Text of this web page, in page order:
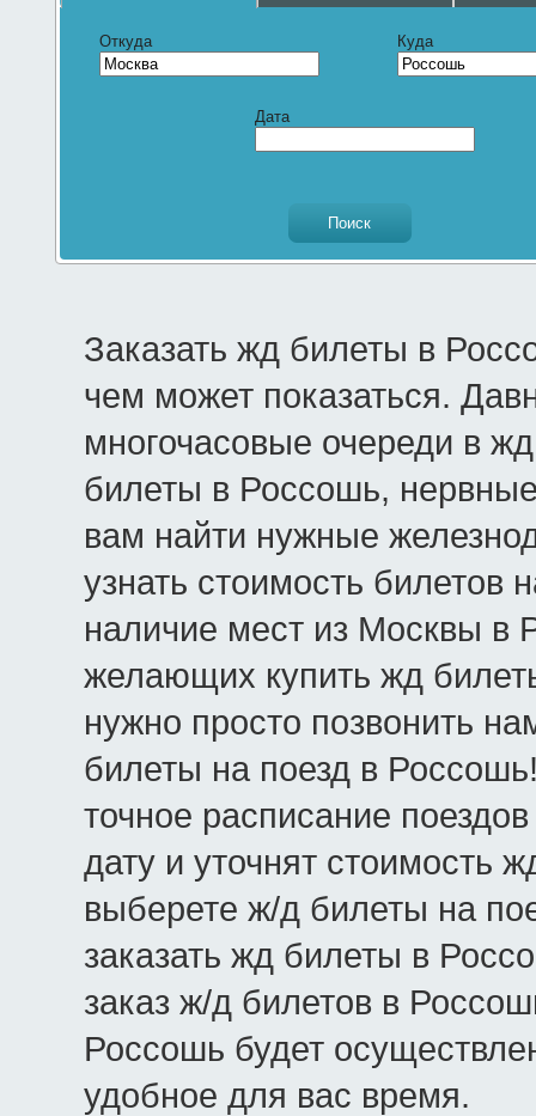
Откуда Куда
Дата
Заказать жд билеты в
чем может показаться.
многочасовые очереди в
билеты в Россошь,
вам найти нужные
узнать стоимость билетов
наличие мест из Москвы в
желающих купить жд
нужно просто позвонить
билеты на поезд в
точное расписание
дату и уточнят стоимость
выберете ж/д билеты на
заказать жд билеты в
заказ ж/д билетов в
Россошь будет
удобное для вас время.